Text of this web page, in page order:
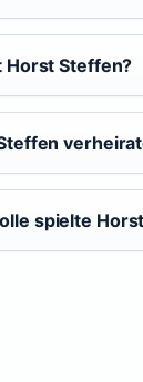
Horst Steffen?
spielte